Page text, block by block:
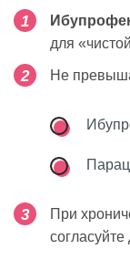
для
Не
При